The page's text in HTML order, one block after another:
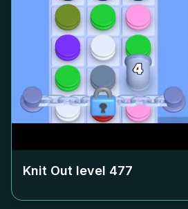
Knit Out level 477